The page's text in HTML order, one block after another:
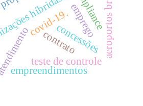
covid-19.concessões
híbridas.
teste de controle
empreendimentos
emprego
contrato